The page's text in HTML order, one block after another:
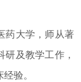
药大学，师从著
及教学工作，
验。